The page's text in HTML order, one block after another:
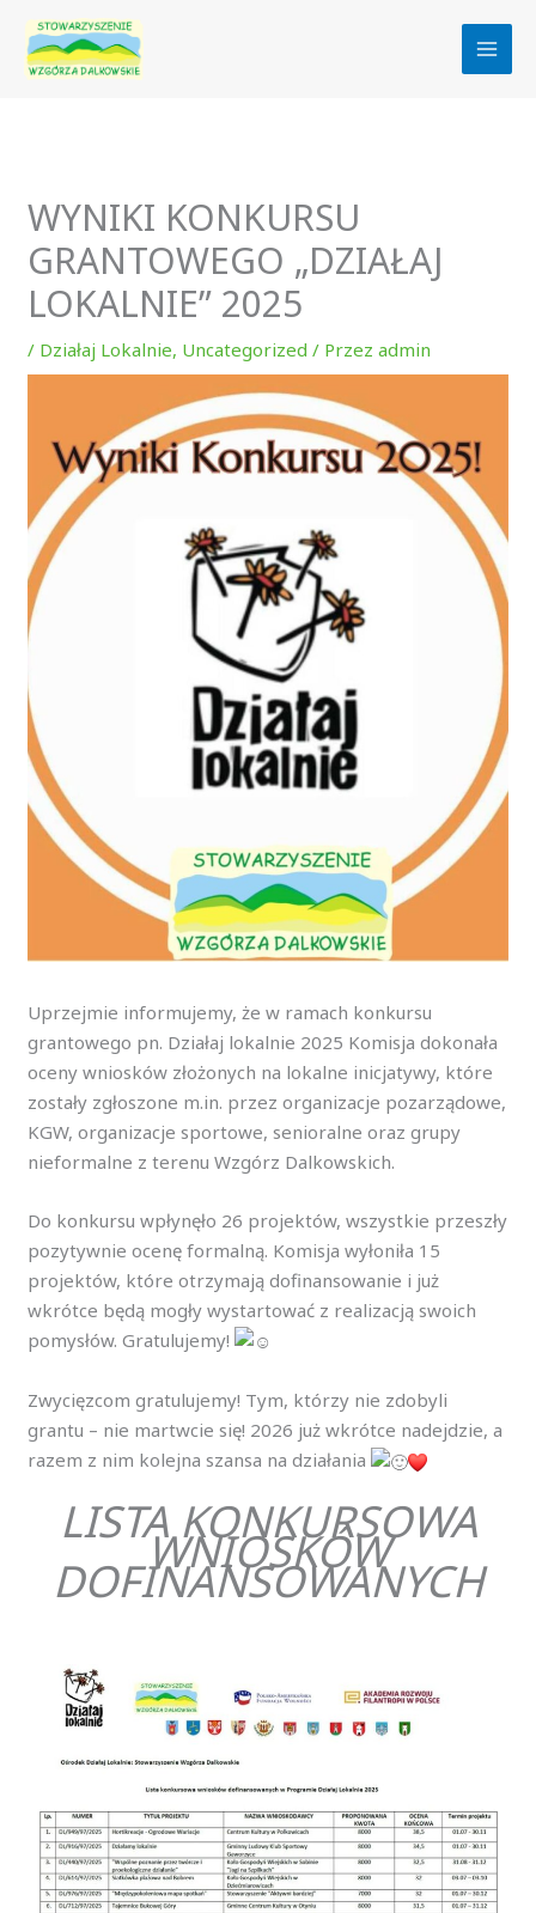
Przejdź
treści
WYNIKI KONKURSU
GRANTOWEGO „DZIAŁAJ
LOKALNIE” 2025
/ Działaj Lokalnie, Uncategorized / Przezadmin
Uprzejmie informujemy, że w ramach konkursu
grantowego pn. Działaj lokalnie 2025 Komisja dokonała
oceny wniosków złożonych na lokalne inicjatywy, które
zostały zgłoszone m.in. przez organizacje pozarządowe,
KGW, organizacje sportowe, senioralne oraz grupy
nieformalne z terenu Wzgórz Dalkowskich.
Do konkursu wpłynęło 26 projektów, wszystkie przeszły
pozytywnie ocenę formalną. Komisja wyłoniła 15
projektów, które otrzymają dofinansowanie i już
wkrótce będą mogły wystartować z realizacją swoich
pomysłów. Gratulujemy!
Zwycięzcom gratulujemy! Tym, którzy nie zdobyli
grantu – nie martwcie się! 2026 już wkrótce nadejdzie, a
razem z nim kolejna szansa na działania
LISTA KONKURSOWA
WNIOSKÓW
DOFINANSOWANYCH